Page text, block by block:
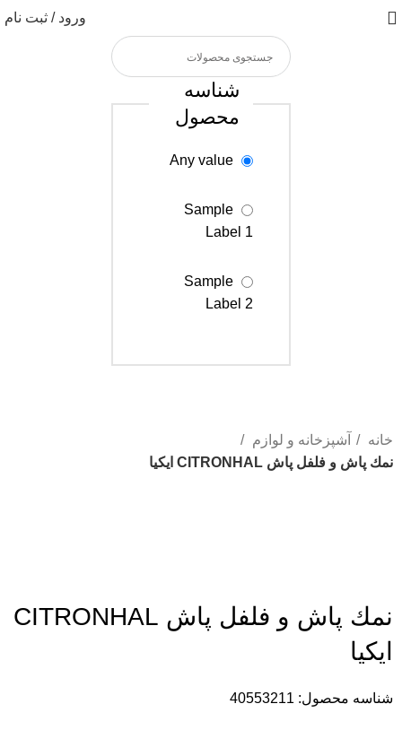
ورود / ثبت نام
شناسه
محصول
Sample
Label 1
Sample
Label 2
خانه
آشپزخانه و لوازم
نمك پاش و فلفل پاش CITRONHAL ايكيا
نمك پاش و فلفل پاش CITRONHAL
ايكيا
شناسه محصول: 40553211